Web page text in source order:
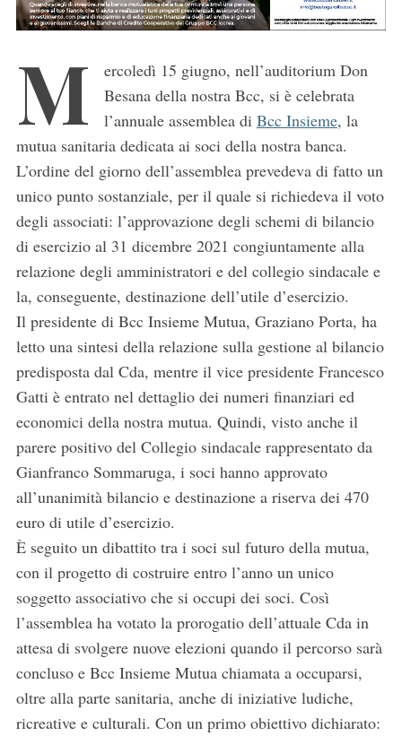
M
ercoledì 15 giugno, nell’auditorium Don
Besana della nostra Bcc, si è celebrata
l’annuale assemblea di Bcc Insieme, la
mutua sanitaria dedicata ai soci della nostra banca.
L’ordine del giorno dell’assemblea prevedeva di fatto un
unico punto sostanziale, per il quale si richiedeva il voto
degli associati: l’approvazione degli schemi di bilancio
di esercizio al 31 dicembre 2021 congiuntamente alla
relazione degli amministratori e del collegio sindacale e
la, conseguente, destinazione dell’utile d’esercizio.
Il presidente di Bcc Insieme Mutua, Graziano Porta, ha
letto una sintesi della relazione sulla gestione al bilancio
predisposta dal Cda, mentre il vice presidente Francesco
Gatti è entrato nel dettaglio dei numeri finanziari ed
economici della nostra mutua. Quindi, visto anche il
parere positivo del Collegio sindacale rappresentato da
Gianfranco Sommaruga, i soci hanno approvato
all’unanimità bilancio e destinazione a riserva dei 470
euro di utile d’esercizio.
È seguito un dibattito tra i soci sul futuro della mutua,
con il progetto di costruire entro l’anno un unico
soggetto associativo che si occupi dei soci. Così
l’assemblea ha votato la prorogatio dell’attuale Cda in
attesa di svolgere nuove elezioni quando il percorso sarà
concluso e Bcc Insieme Mutua chiamata a occuparsi,
oltre alla parte sanitaria, anche di iniziative ludiche,
ricreative e culturali. Con un primo obiettivo dichiarato: